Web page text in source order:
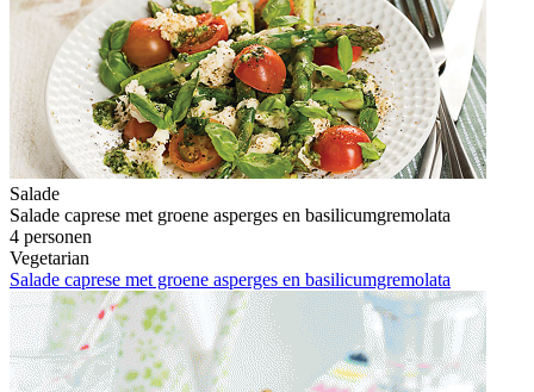
Salade
Salade caprese met groene asperges en basilicumgremolata
4 personen
Vegetarian
Salade caprese met groene asperges en basilicumgremolata